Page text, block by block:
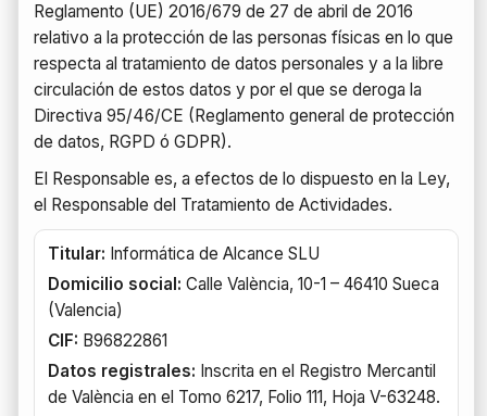
Reglamento (UE) 2016/679 de 27 de abril de 2016
relativo a la protección de las personas físicas en lo que
respecta al tratamiento de datos personales y a la libre
circulación de estos datos y por el que se deroga la
Directiva 95/46/CE (Reglamento general de protección
de datos, RGPD ó GDPR).
El Responsable es, a efectos de lo dispuesto en la Ley,
el Responsable del Tratamiento de Actividades.
Titular: Informática de Alcance SLU
Domicilio social: Calle València, 10-1 – 46410 Sueca
(Valencia)
CIF: B96822861
Datos registrales: Inscrita en el Registro Mercantil
de València en el Tomo 6217, Folio 111, Hoja V-63248.